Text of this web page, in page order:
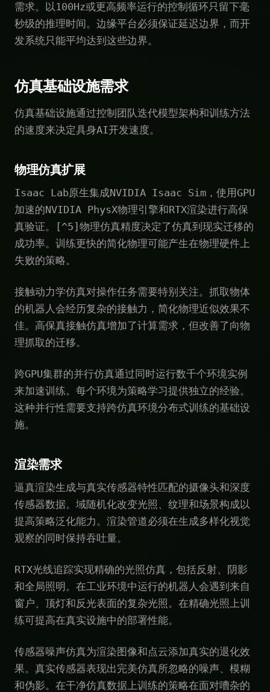
需求。以100Hz或更高频率运行的控制循环只留下毫
秒级的推理时间。边缘平台必须保证延迟边界，而开
发系统只能平均达到这些边界。
仿真基础设施需求
仿真基础设施通过控制团队迭代模型架构和训练方法
的速度来决定具身AI开发速度。
物理仿真扩展
Isaac Lab原生集成NVIDIA Isaac Sim，使用GPU
加速的NVIDIA PhysX物理引擎和RTX渲染进行高保
真验证。[^5]物理仿真精度决定了仿真到现实迁移的
成功率。训练更快的简化物理可能产生在物理硬件上
失败的策略。
接触动力学仿真对操作任务需要特别关注。抓取物体
的机器人会经历复杂的接触力，简化物理近似效果不
佳。高保真接触仿真增加了计算需求，但改善了向物
理抓取的迁移。
跨GPU集群的并行仿真通过同时运行数千个环境实例
来加速训练。每个环境为策略学习提供独立的经验。
这种并行性需要支持跨仿真环境分布式训练的基础设
施。
渲染需求
逼真渲染生成与真实传感器特性匹配的摄像头和深度
传感器数据。域随机化改变光照、纹理和场景构成以
提高策略泛化能力。渲染管道必须在生成多样化视觉
观察的同时保持吞吐量。
RTX光线追踪实现精确的光照仿真，包括反射、阴影
和全局照明。在工业环境中运行的机器人会遇到来自
窗户、顶灯和反光表面的复杂光照。在精确光照上训
练可提高在真实设施中的部署性能。
传感器噪声仿真为渲染图像和点云添加真实的退化效
果。真实传感器表现出完美仿真所忽略的噪声、模糊
和伪影。在干净仿真数据上训练的策略在面对嘈杂的